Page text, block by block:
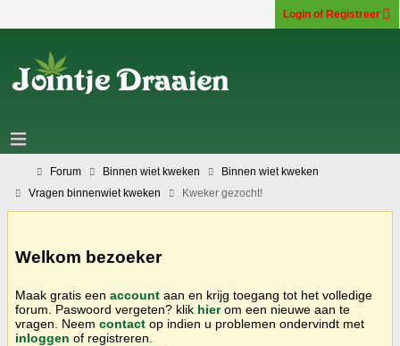
Login of Registreer
Forum Binnen wiet kweken
Binnen wiet kweken
Vragen binnenwiet kweken
Kweker gezocht!
Welkom bezoeker
Maak gratis een account aan en krijg toegang tot het volledige
forum. Paswoord vergeten? klik hierom een nieuwe aan te
vragen. Neem contact op indien u problemen ondervindt met
inloggen of registreren.